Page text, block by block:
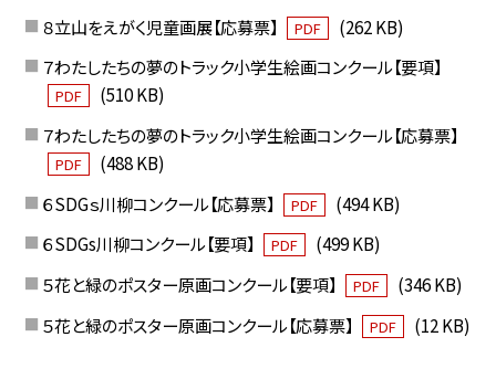
８立山をえがく児童画展【応募票】
PDF
(262 KB)
７わたしたちの夢のトラック小学生絵画コンクール【要項】
PDF
(510 KB)
７わたしたちの夢のトラック小学生絵画コンクール【応募票】
PDF
(488 KB)
６SDGｓ川柳コンクール【応募票】
PDF
(494 KB)
６SDGs川柳コンクール【要項】
PDF
(499 KB)
５花と緑のポスター原画コンクール【要項】
PDF
(346 KB)
５花と緑のポスター原画コンクール【応募票】
PDF (12 KB)